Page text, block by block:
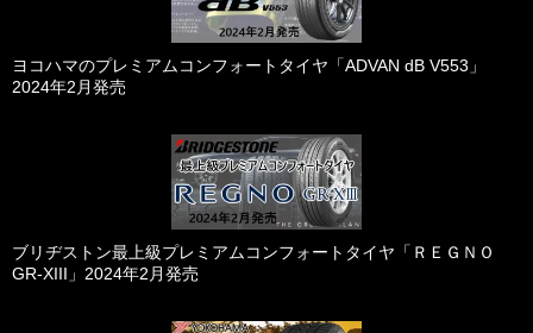
ヨコハマのプレミアムコンフォートタイヤ「ADVAN dB V553」
2024年2月発売
ブリヂストン最上級プレミアムコンフォートタイヤ「ＲＥＧＮＯ
GR-XIII」2024年2月発売